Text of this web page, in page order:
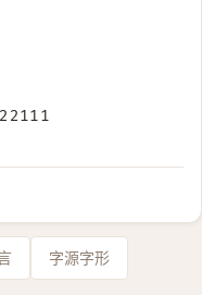
字源字形